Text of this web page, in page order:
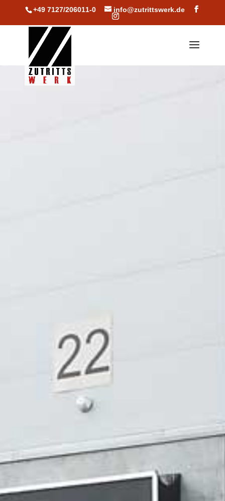
+49 7127/206011-0 info@zutrittswerk.de